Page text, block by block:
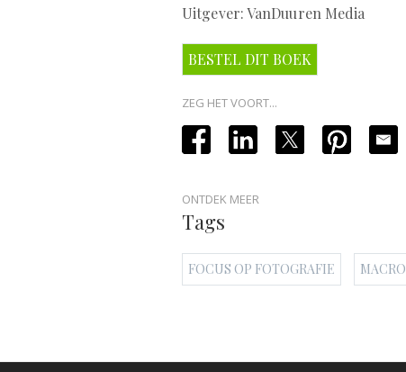
Uitgever: VanDuuren Media
BESTEL DIT BOEK
ZEG HET VOORT...
ONTDEK MEER
Tags
FOCUS OP FOTOGRAFIE MACRO